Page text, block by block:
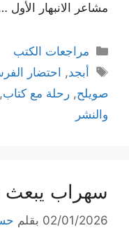
مشاعر الانبهار الأول
التصنيفات
مراجعات الكتب
الوسوم
أبجد, احتضار
صويلح, رحلة مع كتاب,
والنشر
سهراب يبعث
02/01/2026 بقلم